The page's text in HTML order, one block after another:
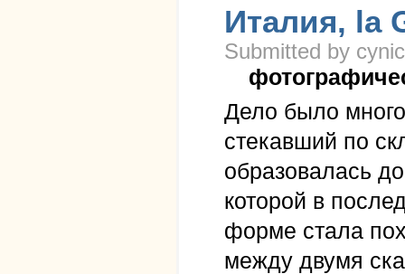
Италия, la
Submitted by
Дело было
стекавший по
образовалась
которой в
форме стала
между двумя